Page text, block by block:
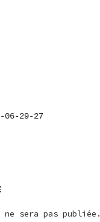
06-29-27
ne sera pas publiée.